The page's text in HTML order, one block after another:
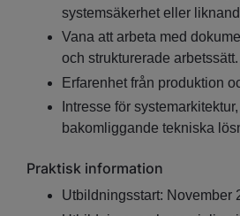
systemsäkerhet eller
Vana att arbeta med
och strukturerade arbetssätt.
Erfarenhet från produktion
Intresse för
bakomliggande tekniska
Praktisk information
Utbildningsstart: November